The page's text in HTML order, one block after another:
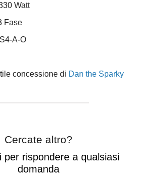
Watt
Fase
A-O
concessione di Dan the Sparky
Cercate altro?
per rispondere a qualsiasi
domanda